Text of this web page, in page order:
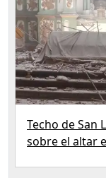
Techo de San
sobre el altar